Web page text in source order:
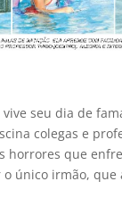
seu dia de
colegas e
horrores que
o único irmão, que